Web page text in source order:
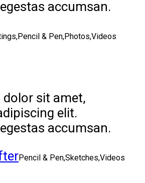
accumsan.
& Pen,Photos,Videos
sit amet,
elit.
accumsan.
Pencil & Pen,Sketches,Videos